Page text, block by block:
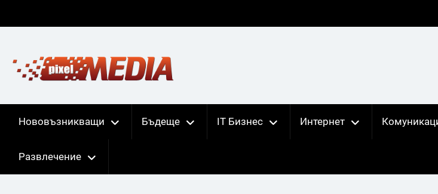
Нововъзникващи Бъдеще IT Бизнес Интернет
Развлечение